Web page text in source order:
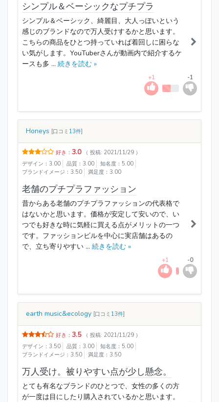
シンプル＆ベーシックなプチプラ
シンプル＆ベーシック、綺麗目、大人っぽいという
感じのブランドなので万人受けするかと思います。
こちらの商品をひとつ持っていれば着回しに困らな
い気がします。YouTuberさんが動画内で紹介するケ
ースも多 ... 続きを読む »
+1 -1
Honeys [口コミ 13件]
好き： 3.0
（ 投稿: 2021/11/29 ）
デザイン：3.00
品質：3.00
知名度：5.00
ブランドイメージ：3.50
満足度：3.00
老舗のプチプラファッション
昔からある老舗のプチプラファッションの代表格で
はないかと思います。価格が安定して安いので、い
つでも好きな時に気軽に買える点がメリットの一つ
です。ファッションビルを中心に実店舗はあるの
で、立ち寄りやすい ... 続きを読む »
+1 -0
earth music&ecology [口コミ 13件]
好き： 3.5
（ 投稿: 2021/11/29 ）
デザイン：3.50
品質：3.00
知名度：5.00
ブランドイメージ：3.50
満足度：3.50
万人受け。被りやすい点が少し懸念。
とても有名なブランドのひとつで、女性の多くの方
が一度は目にしたり購入されているかと思います。